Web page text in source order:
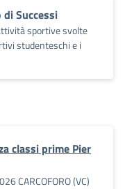
Successi
sportive svolte
studenteschi e i
classi prime Pier
CARCOFORO (VC)